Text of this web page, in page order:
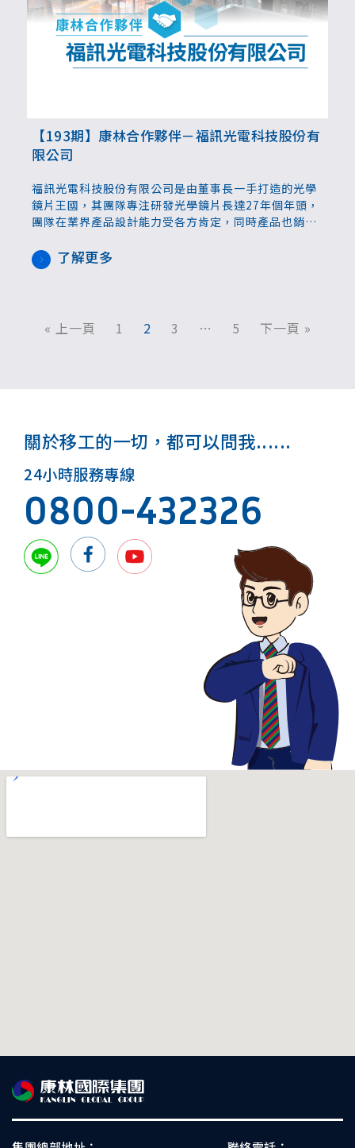
【193期】康林合作夥伴－福訊光電科技股份有
限公司
福訊光電科技股份有限公司是由董事長一手打造的光學
鏡片王國，其團隊專注研發光學鏡片長達27年個年頭，
團隊在業界產品設計能力受各方肯定，同時產品也銷售
度的國際知名度成為全球頂尖的技術品牌。
了解更多
« 上一頁 1 2 3 … 5 下一頁 »
關於移工的一切，都可以問我......
24小時服務專線
0800-432326